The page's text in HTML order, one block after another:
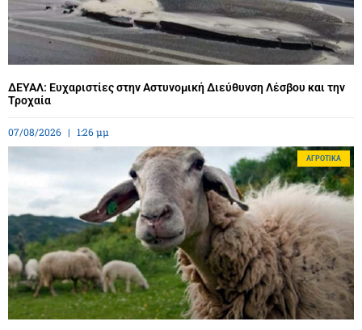
ΔΕΥΑΛ: Ευχαριστίες στην Αστυνομική Διεύθυνση Λέσβου και την
Τροχαία
07/08/2026 1:26 μμ
ΑΓΡΟΤΙΚΆ